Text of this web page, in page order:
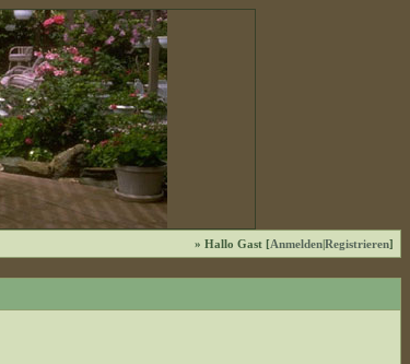
» Hallo Gast [Anmelden|Registrieren]